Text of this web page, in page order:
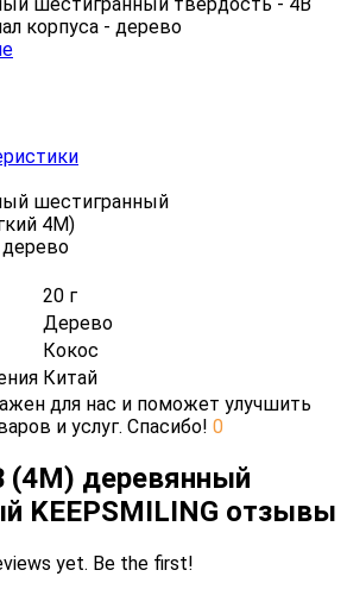
корпуса - дерево
шестигранный
4М)
дерево
20 г
Дерево
Кокос
Китай
для нас и поможет улучшить
и услуг. Спасибо! 0
(4М) деревянный
KEEPSMILING отзывы
yet. Be the first!